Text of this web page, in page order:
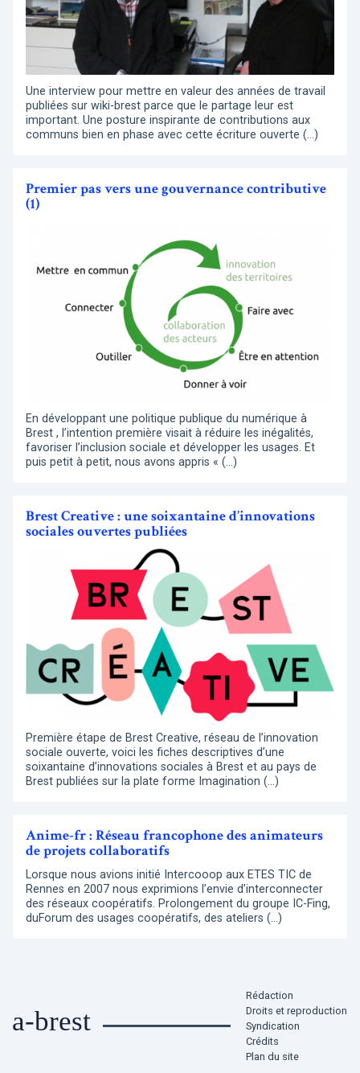
Une interview pour mettre en valeur des années de travail
publiées sur wiki-brest parce que le partage leur est
important. Une posture inspirante de contributions aux
communs bien en phase avec cette écriture ouverte (…)
Premier pas vers une gouvernance contributive
(1)
En développant une politique publique du numérique à
Brest , l’intention première visait à réduire les inégalités,
favoriser l’inclusion sociale et développer les usages. Et
puis petit à petit, nous avons appris « (…)
Brest Creative : une soixantaine d’innovations
sociales ouvertes publiées
Première étape de Brest Creative, réseau de l’innovation
sociale ouverte, voici les fiches descriptives d’une
soixantaine d’innovations sociales à Brest et au pays de
Brest publiées sur la plate forme Imagination (…)
Anime-fr : Réseau francophone des animateurs
de projets collaboratifs
Lorsque nous avions initié Intercooop aux ETES TIC de
Rennes en 2007 nous exprimions l’envie d’interconnecter
des réseaux coopératifs. Prolongement du groupe IC-Fing,
duForum des usages coopératifs, des ateliers (…)
a-brest
Rédaction
Droits et reproduction
Syndication
Crédits
Plan du site